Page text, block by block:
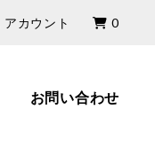
アカウント 0
お問い合わせ